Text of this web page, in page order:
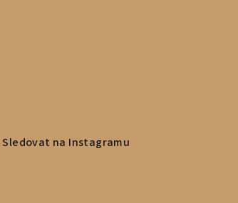
Sledovat na Instagramu